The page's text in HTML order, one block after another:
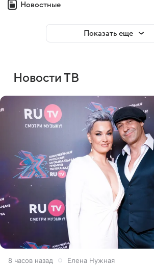
Новостные
Показать еще
Новости ТВ
8 часов назад Елена Нужная